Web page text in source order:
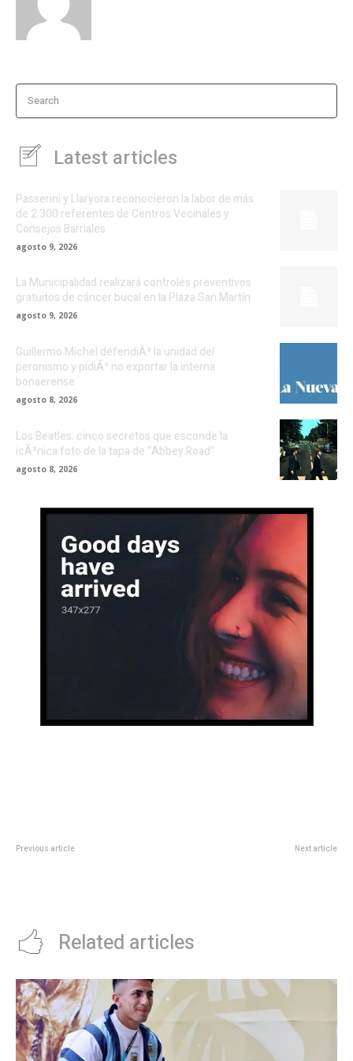
Search
Latest articles
Passerini y Llaryora reconocieron la labor de más
de 2.300 referentes de Centros Vecinales y
Consejos Barriales
agosto 9, 2026
La Municipalidad realizará controles preventivos
gratuitos de cáncer bucal en la Plaza San Martín
agosto 9, 2026
Guillermo Michel defendiÃ³ la unidad del
peronismo y pidiÃ³ no exportar la interna
bonaerense
agosto 8, 2026
Los Beatles: cinco secretos que esconde la
icÃ³nica foto de la tapa de “Abbey Road”
agosto 8, 2026
Previous article Next article
Related articles